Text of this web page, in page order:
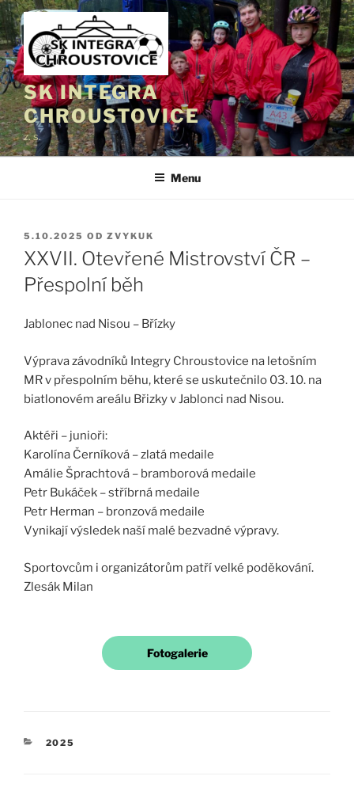
Přejít
k
obsahu
webu
SK INTEGRA
CHROUSTOVICE
z. s.
Menu
PUBLIKOVÁNO
5.10.2025 OD ZVYKUK
XXVII. Otevřené Mistrovství ČR –
Přespolní běh
Jablonec nad Nisou – Břízky
Výprava závodníků Integry Chroustovice na letošním
MR v přespolním běhu, které se uskutečnilo 03. 10. na
biatlonovém areálu Břizky v Jablonci nad Nisou.
Aktéři – junioři:
Karolína Černíková – zlatá medaile
Amálie Šprachtová – bramborová medaile
Petr Bukáček – stříbrná medaile
Petr Herman – bronzová medaile
Vynikají výsledek naší malé bezvadné výpravy.
Sportovcům i organizátorům patří velké poděkování.
Zlesák Milan
Fotogalerie
RUBRIKY
2025